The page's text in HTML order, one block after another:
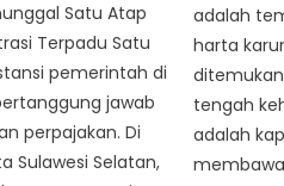
Satu Atap
Terpadu Satu
pemerintah di
jawab
perpajakan. Di
Sulawesi Selatan,
adalah
harta
tengah
adalah